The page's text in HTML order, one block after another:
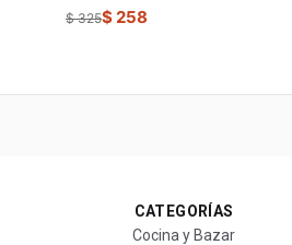
$ 325$ 258
CATEGORÍAS
Cocina y Bazar